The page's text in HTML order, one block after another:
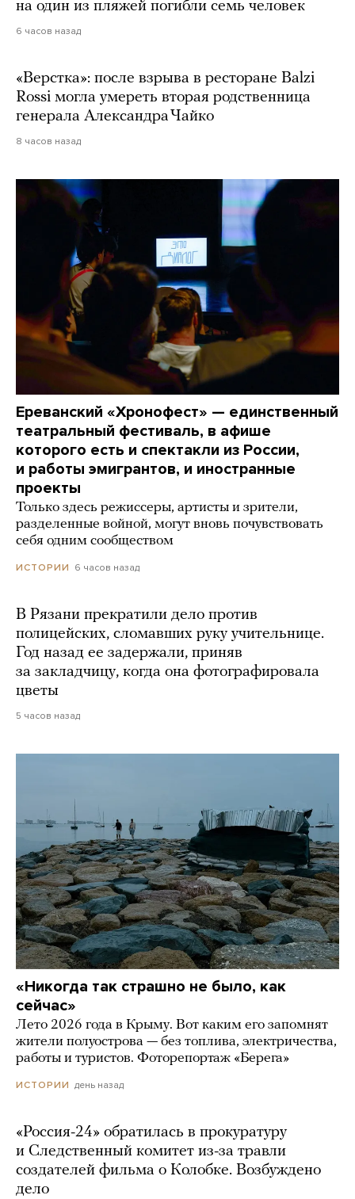
на один из пляжей погибли семь человек
6 часов назад
«Верстка»: после взрыва в ресторане Balzi
Rossi могла умереть вторая родственница
генерала Александра Чайко
8 часов назад
Ереванский «Хронофест» — единственный
театральный фестиваль, в афише
которого есть и спектакли из России,
и работы эмигрантов, и иностранные
проекты
Только здесь режиссеры, артисты и зрители,
разделенные войной, могут вновь почувствовать
себя одним сообществом
ИСТОРИИ 6 часов назад
В Рязани прекратили дело против
полицейских, сломавших руку учительнице.
Год назад ее задержали, приняв
за закладчицу, когда она фотографировала
цветы
5 часов назад
«Никогда так страшно не было, как
сейчас»
Лето 2026 года в Крыму. Вот каким его запомнят
жители полуострова — без топлива, электричества,
работы и туристов. Фоторепортаж «Берега»
ИСТОРИИ день назад
«Россия-24» обратилась в прокуратуру
и Следственный комитет из-за травли
создателей фильма о Колобке. Возбуждено
дело